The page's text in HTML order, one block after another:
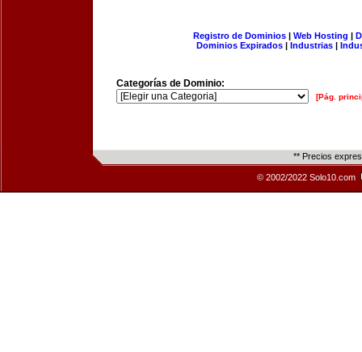
Registro de Dominios| Web Hosting |
Dominios Expirados | Industrias |
Categorías de Dominio:
[Pág.
** Precios
© 2002/2022 Solo10.com